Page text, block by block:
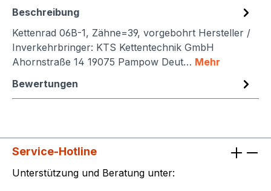
Beschreibung
Kettenrad 06B-1, Zähne=39, vorgebohrt Hersteller /
Inverkehrbringer: KTS Kettentechnik GmbH
Ahornstraße 14 19075 Pampow Deut… Mehr
Bewertungen
Service-Hotline
Unterstützung und Beratung unter: